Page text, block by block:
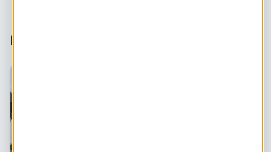
Dit vind je misschien ook leuk: